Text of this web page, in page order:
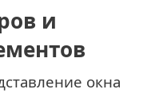
и
окна